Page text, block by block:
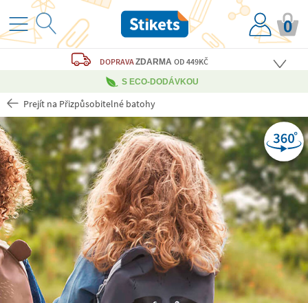
0
DOPRAVAZDARMAOD 449KČ
S ECO-DODÁVKOU
Prejít na Přizpůsobitelné batohy